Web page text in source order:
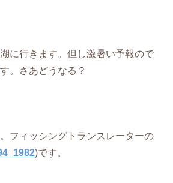
に行きます。但し激暑い予報ので
。さあどうなる？
フィッシングトランスレーターの
)です。